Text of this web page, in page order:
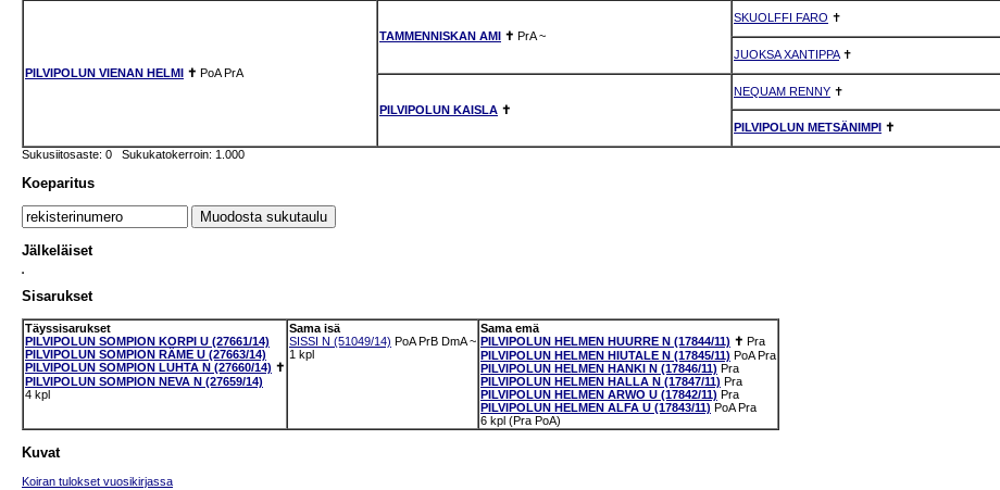
PILVIPOLUN VIENAN HELMI ✝ PoA PrA
TAMMENNISKAN AMI ✝ PrA ~
SKUOLFFI FARO ✝
JUOKSA XANTIPPA✝
PILVIPOLUN KAISLA ✝
NEQUAM RENNY ✝
PILVIPOLUN METSÄNIMPI ✝
Sukusiitosaste: 0 Sukukatokerroin: 1.000
Koeparitus
Jälkeläiset
Sisarukset
Täyssisarukset
PILVIPOLUN SOMPION KORPI U (27661/14)
PILVIPOLUN SOMPION RÄME U (27663/14)
PILVIPOLUN SOMPION LUHTA N (27660/14) ✝
PILVIPOLUN SOMPION NEVA N (27659/14)
4 kpl
Sama isä
SISSI N (51049/14) PoA PrB DmA ~
1 kpl
Sama emä
PILVIPOLUN HELMEN HUURRE N (17844/11) ✝ Pra
PILVIPOLUN HELMEN HIUTALE N (17845/11) PoA Pra
PILVIPOLUN HELMEN HANKI N (17846/11) Pra
PILVIPOLUN HELMEN HALLA N (17847/11) Pra
PILVIPOLUN HELMEN ARWO U (17842/11) Pra
PILVIPOLUN HELMEN ALFA U (17843/11) PoA Pra
6 kpl (Pra PoA)
Kuvat
Koiran tulokset vuosikirjassa